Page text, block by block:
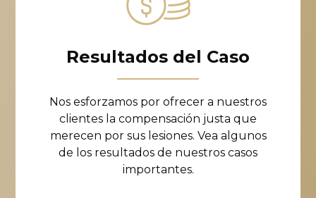
Resultados del Caso
Nos esforzamos por ofrecer a nuestros
clientes la compensación justa que
merecen por sus lesiones. Vea algunos
de los resultados de nuestros casos
importantes.